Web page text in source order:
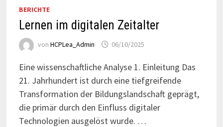
BERICHTE
Lernen im digitalen Zeitalter
von HCPLea_Admin 06/10/2025
Eine wissenschaftliche Analyse 1. Einleitung Das
21. Jahrhundert ist durch eine tiefgreifende
Transformation der Bildungslandschaft geprägt,
die primär durch den Einfluss digitaler
Technologien ausgelöst wurde. …